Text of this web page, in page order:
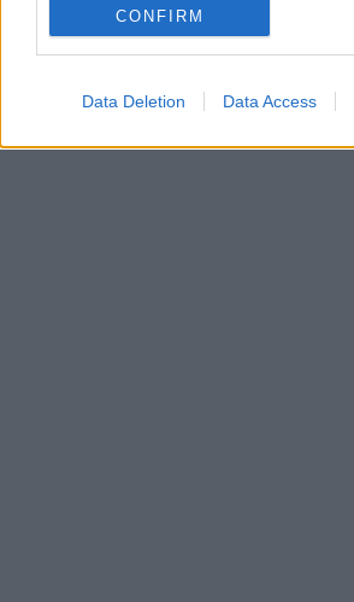
CONFIRM
Data Deletion Data Access